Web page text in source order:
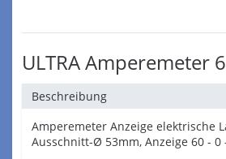
ULTRA Amperemeter
Beschreibung
Amperemeter Anzeige elektrische
Ausschnitt-Ø 53mm, Anzeige 60 - 0